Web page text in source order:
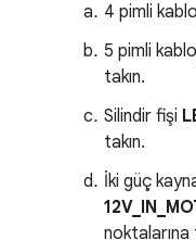
4 pimli
5 pimli
takın.
Silindir fişi
takın.
İki güç
noktalarına